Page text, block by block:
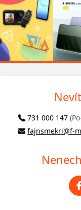
731 000 147
fajnsmekri@f-